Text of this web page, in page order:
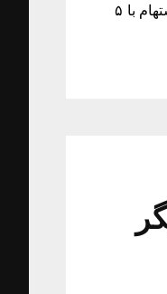
آرسنال در خانه وستهام با ۵ گل پیروز شد آرسنال در خانه وستهام با ۵ گل پیروز شد آرسنال در خانه وستهام با ۵